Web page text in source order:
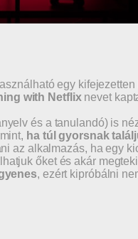
egy
with Netflixnevet
és a tanulandó) is
ha túl gyorsnak
az alkalmazás, ha egy
őket és akár
, ezért kipróbálni